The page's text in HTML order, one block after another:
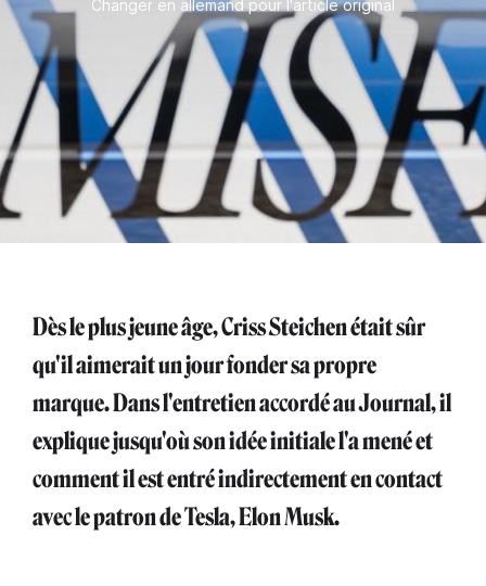
Changer en allemand pour l'article original
Dès le plus jeune âge, Criss Steichen était sûr
qu'il aimerait un jour fonder sa propre
marque. Dans l'entretien accordé au Journal, il
explique jusqu'où son idée initiale l'a mené et
comment il est entré indirectement en contact
avec le patron de Tesla, Elon Musk.